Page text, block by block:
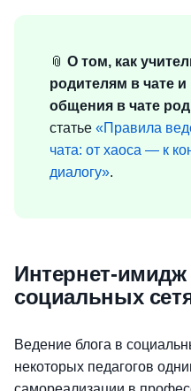
📎 О том, как
родителям в чате
общения в чате
статье «Правила
чата: от хаоса — к
диалогу».
Интернет-имидж
социальных
Ведение блога в
некоторых педагогов